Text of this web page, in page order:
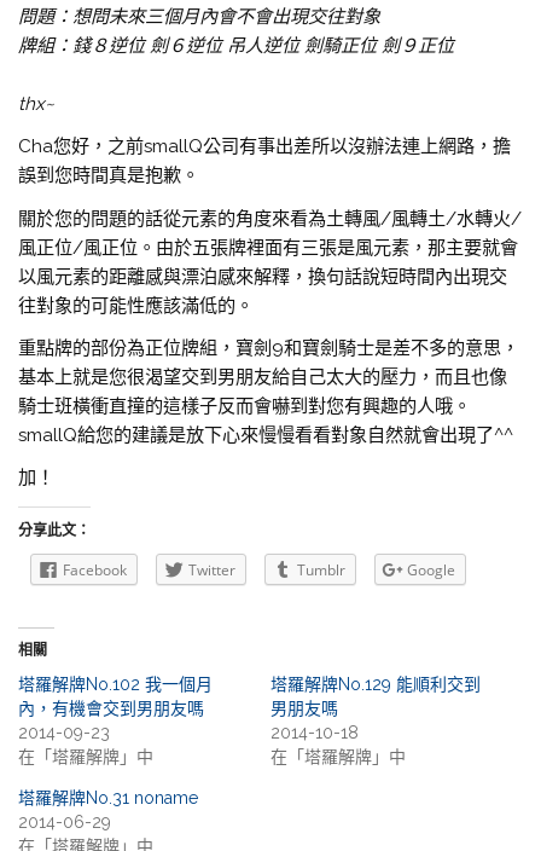
問題：想問未來三個月內會不會出現交往對象
牌組：錢８逆位 劍６逆位 吊人逆位 劍騎正位 劍９正位
thx~
Cha您好，之前smallQ公司有事出差所以沒辦法連上網路，擔
誤到您時間真是抱歉。
關於您的問題的話從元素的角度來看為土轉風/風轉土/水轉火/
風正位/風正位。由於五張牌裡面有三張是風元素，那主要就會
以風元素的距離感與漂泊感來解釋，換句話說短時間內出現交
往對象的可能性應該滿低的。
重點牌的部份為正位牌組，寶劍9和寶劍騎士是差不多的意思，
基本上就是您很渴望交到男朋友給自己太大的壓力，而且也像
騎士班橫衝直撞的這樣子反而會嚇到對您有興趣的人哦。
smallQ給您的建議是放下心來慢慢看看對象自然就會出現了^^
加！
分享此文：
Facebook Twitter Tumblr Google
相關
塔羅解牌No.102 我一個月
內，有機會交到男朋友嗎
2014-09-23
在「塔羅解牌」中
塔羅解牌No.129 能順利交到
男朋友嗎
2014-10-18
在「塔羅解牌」中
塔羅解牌No.31 noname
2014-06-29
在「塔羅解牌」中